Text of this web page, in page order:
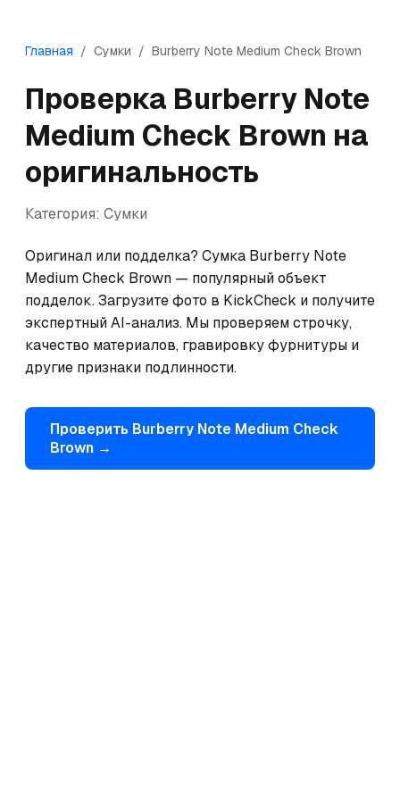
Главная / Сумки / Burberry Note Medium Check Brown
Проверка Burberry Note
Medium Check Brown на
оригинальность
Категория: Сумки
Оригинал или подделка? Сумка Burberry Note
Medium Check Brown — популярный объект
подделок. Загрузите фото в KickCheck и получите
экспертный AI-анализ. Мы проверяем строчку,
качество материалов, гравировку фурнитуры и
другие признаки подлинности.
Проверить Burberry Note Medium Check
Brown →